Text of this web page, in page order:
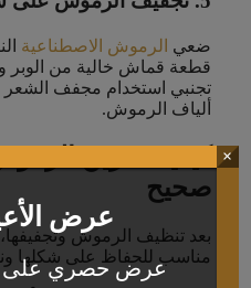
ضعي الرموش الاصطناعية
قطعة قماش خالية من الوبر
تجنبي استخدام مجفف الشعر
ألياف الرموش.
صحيح
بعد تنظيف الرموش
مناسب للحفاظ على شكلها
عرض
عرض حصري على
×